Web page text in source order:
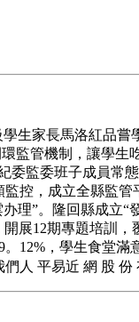
家長馬洛紅品嘗
監管機制，讓學生
委監委班子成員常
控，成立全縣監
办理”。隆回縣成
展12期專題培訓，
12%，學生食堂滿
人 平易近 網 股 份